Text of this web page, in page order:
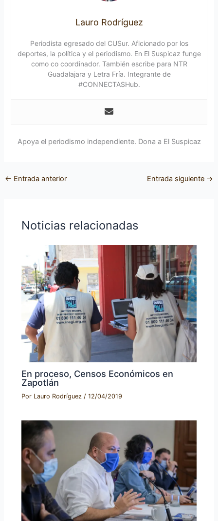
Lauro Rodríguez
Periodista egresado del CUSur. Aficionado por los
deportes, la política y el periodismo. En El Suspicaz funge
como co coordinador. También escribe para NTR
Guadalajara y Letra Fría. Integrante de
#CONNECTASHub.
Apoya el periodismo independiente. Dona a El Suspicaz
← Entrada anterior Entrada siguiente →
Noticias relacionadas
En proceso, Censos Económicos en
Zapotlán
Por Lauro Rodríguez /12/04/2019